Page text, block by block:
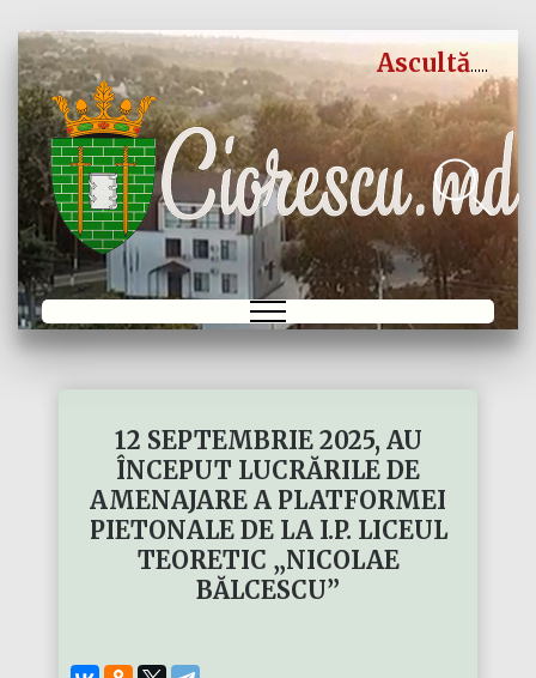
Ascultă
12 SEPTEMBRIE 2025, AU
ÎNCEPUT LUCRĂRILE DE
AMENAJARE A PLATFORMEI
PIETONALE DE LA I.P. LICEUL
TEORETIC „NICOLAE
BĂLCESCU”